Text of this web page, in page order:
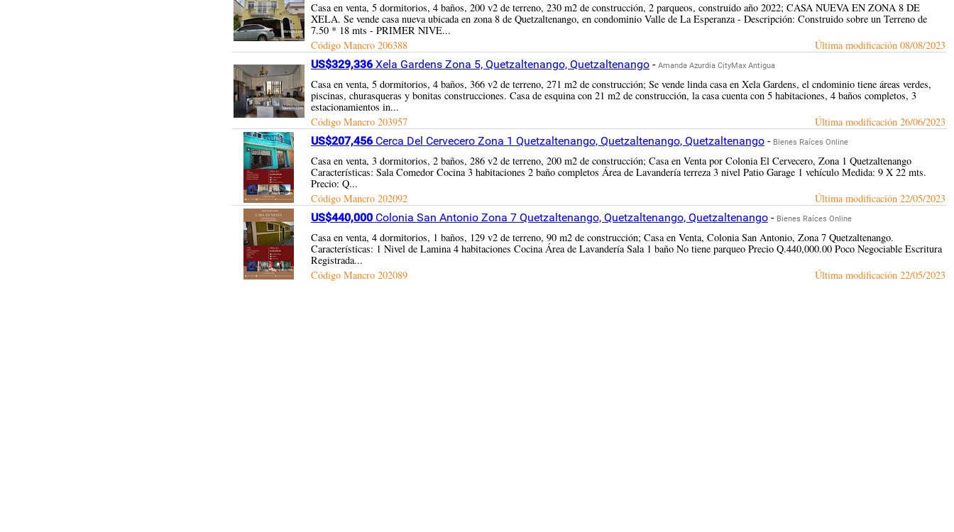
Casa en venta, 5 dormitorios, 4 baños, 200 v2 de terreno, 230 m2 de construcción, 2 parqueos, construido año 2022; CASA NUEVA EN ZONA 8 DE
XELA. Se vende casa nueva ubicada en zona 8 de Quetzaltenango, en condominio Valle de La Esperanza - Descripción: Construido sobre un Terreno de
7.50 * 18 mts - PRIMER NIVE...
Código Mancro 206388 Última modificación 08/08/2023
US$329,336Xela Gardens Zona 5, Quetzaltenango, Quetzaltenango- Amanda Azurdia CityMax Antigua
Casa en venta, 5 dormitorios, 4 baños, 366 v2 de terreno, 271 m2 de construcción; Se vende linda casa en Xela Gardens, el cndominio tiene áreas verdes,
piscinas, churasqueras y bonitas construcciones. Casa de esquina con 21 m2 de construcción, la casa cuenta con 5 habitaciones, 4 baños completos, 3
estacionamientos in...
Código Mancro 203957 Última modificación 26/06/2023
US$207,456Cerca Del Cervecero Zona 1 Quetzaltenango, Quetzaltenango, Quetzaltenango- Bienes Raíces Online
Casa en venta, 3 dormitorios, 2 baños, 286 v2 de terreno, 200 m2 de construcción; Casa en Venta por Colonia El Cervecero, Zona 1 Quetzaltenango
Características: Sala Comedor Cocina 3 habitaciones 2 baño completos Área de Lavandería terreza 3 nivel Patio Garage 1 vehículo Medida: 9 X 22 mts.
Precio: Q...
Código Mancro 202092 Última modificación 22/05/2023
US$440,000Colonia San Antonio Zona 7 Quetzaltenango, Quetzaltenango, Quetzaltenango- Bienes Raíces Online
Casa en venta, 4 dormitorios, 1 baños, 129 v2 de terreno, 90 m2 de construcción; Casa en Venta, Colonia San Antonio, Zona 7 Quetzaltenango.
Características: 1 Nivel de Lamina 4 habitaciones Cocina Área de Lavandería Sala 1 baño No tiene parqueo Precio Q.440,000.00 Poco Negociable Escritura
Registrada...
Código Mancro 202089 Última modificación 22/05/2023